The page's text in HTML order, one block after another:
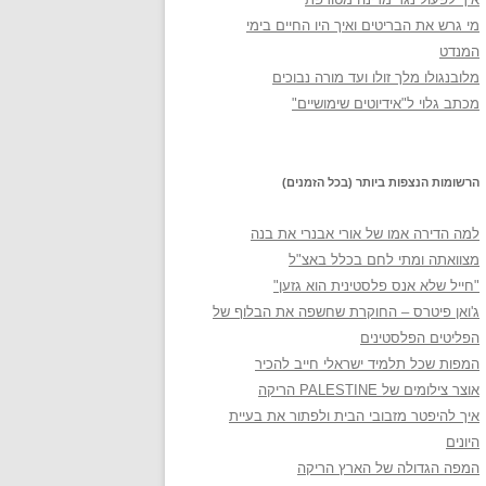
מי גרש את הבריטים ואיך היו החיים בימי
המנדט
מלובנגולו מלך זולו ועד מורה נבוכים
מכתב גלוי ל"אידיוטים שימושיים"
הרשומות הנצפות ביותר (בכל הזמנים)
למה הדירה אמו של אורי אבנרי את בנה
מצוואתה ומתי לחם בכלל באצ"ל
"חייל שלא אנס פלסטינית הוא גזען"
ג'ואן פיטרס – החוקרת שחשפה את הבלוף של
הפליטים הפלסטינים
המפות שכל תלמיד ישראלי חייב להכיר
אוצר צילומים של PALESTINE הריקה
איך להיפטר מזבובי הבית ולפתור את בעיית
היונים
המפה הגדולה של הארץ הריקה